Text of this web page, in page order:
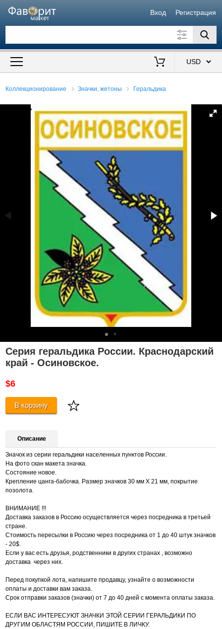
Вход Регистрация
Искать также в описании
Коллекционирование Значки, жетоны Геральдика
Серия геральдика России. Краснодарский
край - Осиновское.
$6
В корзину
Описание
Значок из серии геральдики населенных пунктов России.
На фото скан макета значка.
Состояние новое.
Крепление цанга-бабочка. Размер значков 30 мм Х 21 мм, покрытие
позолота.
ВНИМАНИЕ !!!
Доставка заказов в Россию осуществляется через посредника в третьей
стране.
Стоимость пересылки в Россию через посредника от 1 до 40 штук значков
- 20$.
Если у вас есть друзья, родственники в других странах , возможно
доставка через них.
Перед покупкой лота, напишите продавцу, узнайте о возможности
оплаты и доставки вам заказа.
Срок отправки заказов (значки) от 7 до 40 дней с момента оплаты заказа.
ЕСЛИ ВАС ИНТЕРЕСУЮТ ЗНАЧКИ ЭТОЙ СЕРИИ ГЕРАЛЬДИКИ ПО
ДРУГИМ ОБЛАСТЯМ РОССИИ, ПИШИТЕ В ЛИЧКУ.